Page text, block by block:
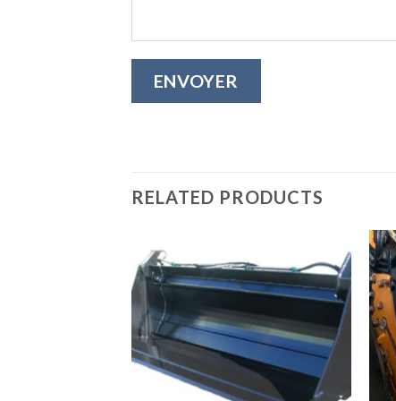
RELATED PRODUCTS
Ajouter
à la liste
de